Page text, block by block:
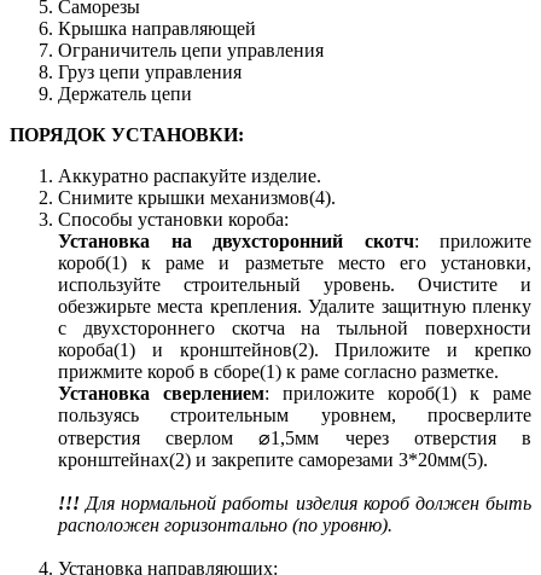
Саморезы
Крышка направляющей
Ограничитель цепи управления
Груз цепи управления
Держатель цепи
ПОРЯДОК УСТАНОВКИ:
Аккуратно распакуйте изделие.
Снимите крышки механизмов(4).
Способы установки короба:
Установка на двухсторонний скотч: приложите
короб(1) к раме и разметьте место его установки,
используйте строительный уровень. Очистите и
обезжирьте места крепления. Удалите защитную пленку
с двухстороннего скотча на тыльной поверхности
короба(1) и кронштейнов(2). Приложите и крепко
прижмите короб в сборе(1) к раме согласно разметке.
Установка сверлением: приложите короб(1) к раме
пользуясь строительным уровнем, просверлите
отверстия сверлом ⌀1,5мм через отверстия в
кронштейнах(2) и закрепите саморезами 3*20мм(5).
!!! Для нормальной работы изделия короб должен быть
расположен горизонтально (по уровню).
Установка направляющих: